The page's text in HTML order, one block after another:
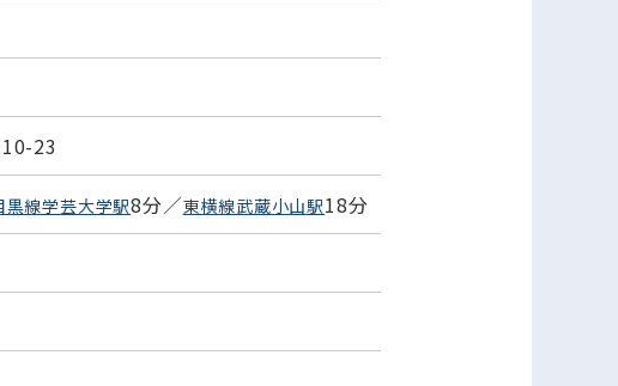
23
黒線学芸大学駅8分／東横線武蔵小山駅18分